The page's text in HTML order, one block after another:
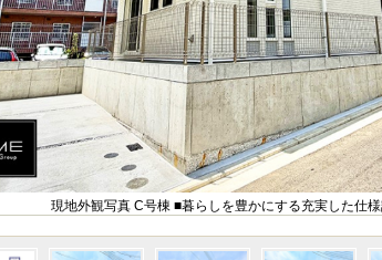
現地外観写真 C号棟 ■暮らしを豊かにする充実した仕